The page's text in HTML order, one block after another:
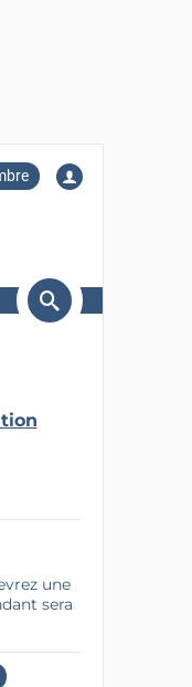
une
sera